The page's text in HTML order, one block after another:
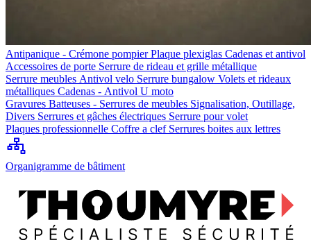
Antipanique - Crémone pompierPlaque plexiglas Cadenas et antivol
Accessoires de porte Serrure de rideau et grille métallique
Serrure meubles Antivol velo Serrure bungalow Volets et rideaux
métalliques Cadenas - Antivol U moto
Gravures Batteuses - Serrures de meubles Signalisation, Outillage,
Divers Serrures et gâches électriques Serrure pour volet
Plaques professionnelle Coffre a clef Serrures boites aux lettres
Organigramme de bâtiment